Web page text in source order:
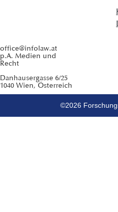
office@infolaw.at
p.A. Medien und
Recht
Danhausergasse 6/25
1040 Wien, Österreich
©2026